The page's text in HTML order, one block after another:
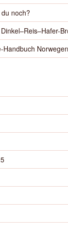
noch?
Handbuch Norwegen